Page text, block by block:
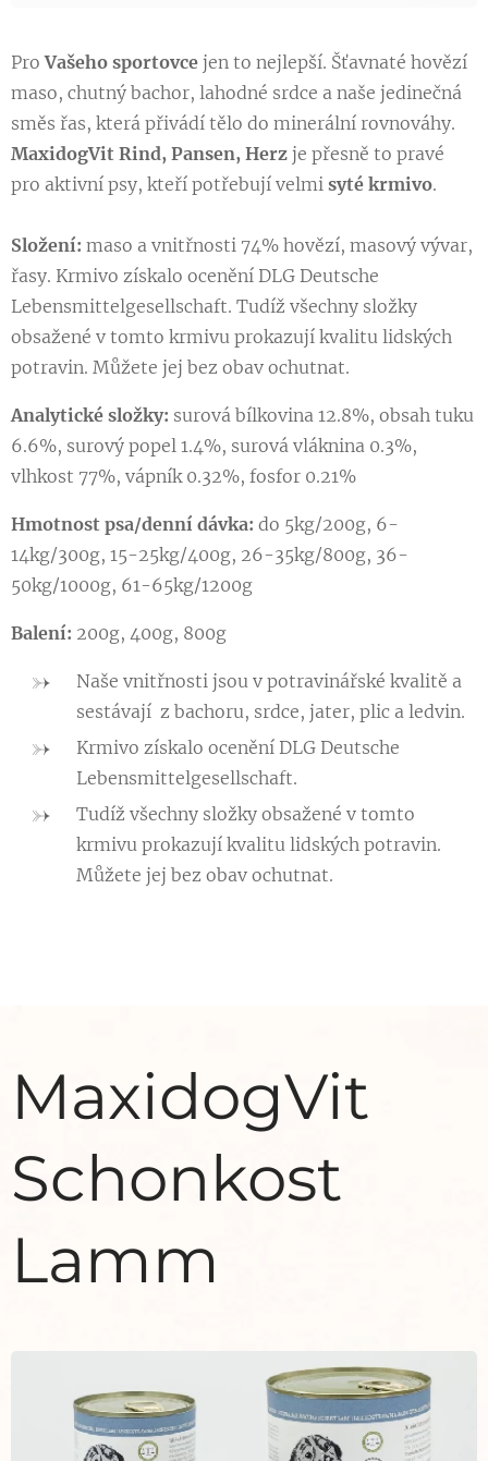
ProVašeho sportovce jen to nejlepší. Šťavnaté hovězí
maso, chutný bachor, lahodné srdce a naše jedinečná
směs řas, která přivádí tělo do minerální rovnováhy.
MaxidogVit Rind, Pansen, Herz je přesně to pravé
pro aktivní psy, kteří potřebují velmi syté krmivo.
Složení: maso a vnitřnosti 74% hovězí, masový vývar,
řasy. Krmivo získalo ocenění DLG Deutsche
Lebensmittelgesellschaft. Tudíž všechny složky
obsažené v tomto krmivu prokazují kvalitu lidských
potravin. Můžete jej bez obav ochutnat.
Analytické složky: surová bílkovina 12.8%, obsah tuku
6.6%, surový popel 1.4%, surová vláknina 0.3%,
vlhkost 77%, vápník 0.32%, fosfor 0.21%
Hmotnost psa/denní dávka: do 5kg/200g, 6-
14kg/300g, 15-25kg/400g, 26-35kg/800g, 36-
50kg/1000g, 61-65kg/1200g
Balení: 200g, 400g, 800g
Naše vnitřnosti jsou v potravinářské kvalitě a
sestávají z bachoru, srdce, jater, plic a ledvin.
Krmivo získalo ocenění DLG Deutsche
Lebensmittelgesellschaft.
Tudíž všechny složky obsažené v tomto
krmivu prokazují kvalitu lidských potravin.
Můžete jej bez obav ochutnat.
MaxidogVit
Schonkost
Lamm